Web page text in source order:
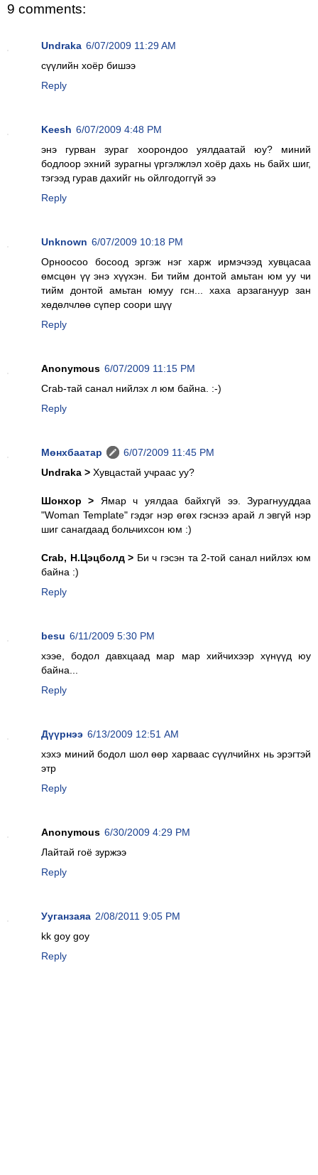
9 comments:
Undraka 6/07/2009 11:29 AM
сүүлийн хоёр бишээ
Reply
Keesh 6/07/2009 4:48 PM
энэ гурван зураг хоорондоо уялдаатай юу? миний
бодлоор эхний зурагны үргэлжлэл хоёр дахь нь байх шиг,
тэгээд гурав дахийг нь ойлгодоггүй ээ
Reply
Unknown 6/07/2009 10:18 PM
Орноосоо босоод эргэж нэг харж ирмэчээд хувцасаа
өмсцөн үү энэ хүүхэн. Би тийм донтой амьтан юм уу чи
тийм донтой амьтан юмуу гсн... хаха арзагануур зан
хөдөлчлөө сүпер соори шүү
Reply
Anonymous 6/07/2009 11:15 PM
Crab-тай санал нийлэх л юм байна. :-)
Reply
Мөнхбаатар
6/07/2009 11:45 PM
Undraka > Хувцастай учраас уу?
Шонхор > Ямар ч уялдаа байхгүй ээ. Зурагнууддаа
"Woman Template" гэдэг нэр өгөх гэснээ арай л эвгүй нэр
шиг санагдаад больчихсон юм :)
Crab, Н.Цэцболд > Би ч гэсэн та 2-той санал нийлэх юм
байна :)
Reply
besu 6/11/2009 5:30 PM
хээе, бодол давхцаад мар мар хийчихээр хүнүүд юу
байна...
Reply
Дүүрнээ 6/13/2009 12:51 AM
хэхэ миний бодол шол өөр харваас сүүлчийнх нь эрэгтэй
этр
Reply
Anonymous 6/30/2009 4:29 PM
Лайтай гоё зуржээ
Reply
Ууганзаяа 2/08/2011 9:05 PM
kk goy goy
Reply